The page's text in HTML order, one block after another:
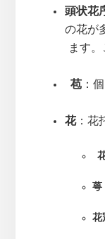
頭状花
の花が
ます
苞 ：
花：花
萼
花